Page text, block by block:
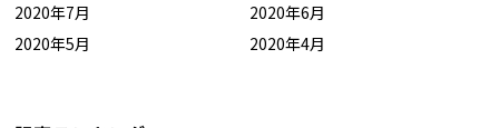
2020年7月
2020年6月
2020年5月
2020年4月